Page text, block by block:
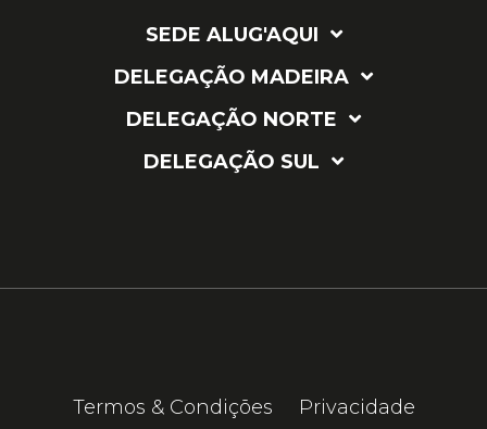
SEDE ALUG'AQUI
DELEGAÇÃO MADEIRA
DELEGAÇÃO NORTE
DELEGAÇÃO SUL
Termos & Condições
Privacidade